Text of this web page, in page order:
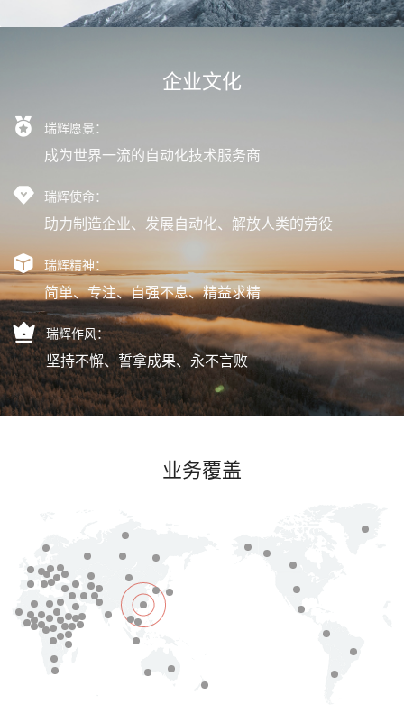
企业文化
瑞辉愿景：
成为世界一流的自动化技术服务商
瑞辉使命：
助力制造企业、发展自动化、解放人类的劳役
瑞辉精神：
简单、专注、自强不息、精益求精
瑞辉作风：
坚持不懈、誓拿成果、永不言败
业务覆盖